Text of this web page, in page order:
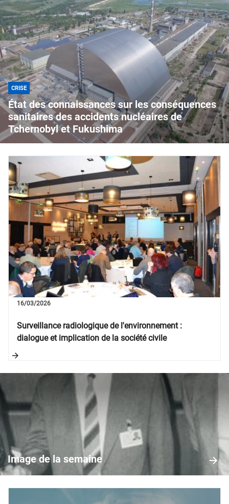
CRISE
État des connaissances sur les conséquences
sanitaires des accidents nucléaires de
Tchernobyl et Fukushima
Image de la semaine
Image
de
semaine
Surveillance radiologique de l'environnement :
dialogue et implication de la société civile
16/03/2026